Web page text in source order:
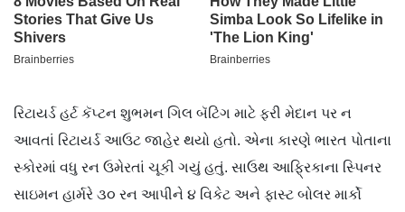
રિટાયર્ડ હર્ટ કૅપ્ટન શુભમન ગિલ બૅટિંગ માટે ફરી મેદાન પર ન
આવતાં રિટાયર્ડ આઉટ જાહેર થયો હતો. એના કારણે ભારત પોતાના
સ્કોરમાં વધુ રન ઉમેરતાં ચૂકી ગયું હતું. સાઉથ આફ્રિકાના સ્પિનર
સાઇમન હાર્મરે ૩૦ રન આપીને ૪ વિકેટ અને ફાસ્ટ બોલર માર્કો